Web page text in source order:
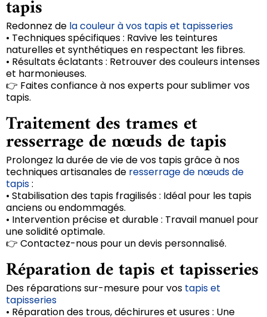
tapis
Redonnez de la couleur à vos tapis et tapisseries
• Techniques spécifiques : Ravive les teintures
naturelles et synthétiques en respectant les fibres.
• Résultats éclatants : Retrouver des couleurs intenses
et harmonieuses.
👉 Faites confiance à nos experts pour sublimer vos
tapis.
Traitement des trames et
resserrage de nœuds de tapis
Prolongez la durée de vie de vos tapis grâce à nos
techniques artisanales de resserrage de nœuds de
tapis:
• Stabilisation des tapis fragilisés : Idéal pour les tapis
anciens ou endommagés.
• Intervention précise et durable : Travail manuel pour
une solidité optimale.
👉 Contactez-nous pour un devis personnalisé.
Réparation de tapis et tapisseries
Des réparations sur-mesure pour vos tapis et
tapisseries
• Réparation des trous, déchirures et usures : Une